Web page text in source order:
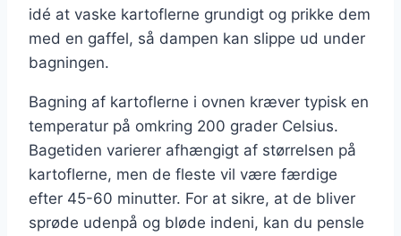
idé at vaske kartoflerne grundigt og prikke dem
med en gaffel, så dampen kan slippe ud under
bagningen.
Bagning af kartoflerne i ovnen kræver typisk en
temperatur på omkring 200 grader Celsius.
Bagetiden varierer afhængigt af størrelsen på
kartoflerne, men de fleste vil være færdige
efter 45-60 minutter. For at sikre, at de bliver
sprøde udenpå og bløde indeni, kan du pensle